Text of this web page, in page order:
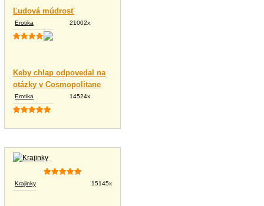
Ľudová múdrosť
Erotika 21002x
Keby chlap odpovedal na
otázky v Cosmopolitane
Erotika 14524x
Krajinky 15145x